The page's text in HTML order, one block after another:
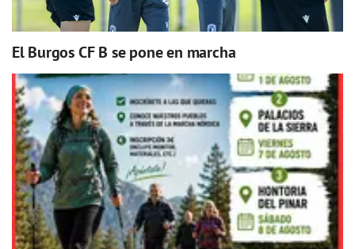
El Burgos CF B se pone en marcha